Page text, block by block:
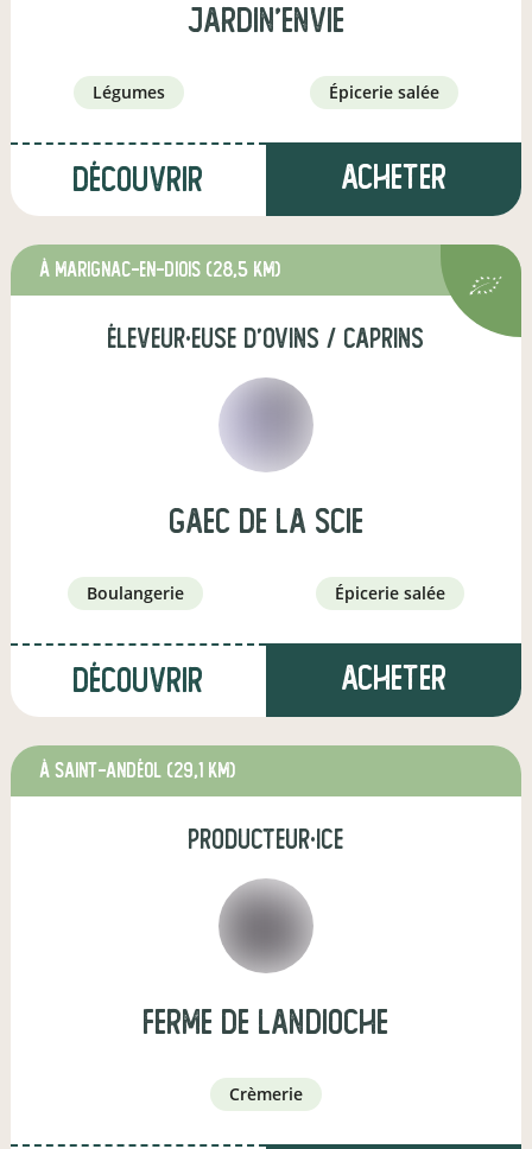
jardin'envie
légumes épicerie salée
Découvrir Acheter
à Marignac-en-Diois (28,5 km)
éleveur·euse d'ovins / caprins
GAEC de la Scie
boulangerie épicerie salée
Découvrir Acheter
à Saint-Andéol (29,1 km)
producteur·ice
Ferme de Landioche
crèmerie